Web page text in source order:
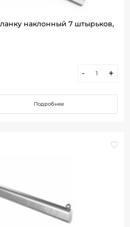
наклонный 7 штырьков,
- +
Подробнее